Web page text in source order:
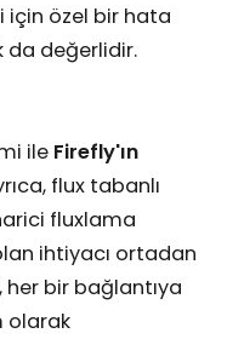
için özel bir hata
da değerlidir.
ile Firefly'ın
flux tabanlı
fluxlama
ihtiyacı ortadan
her bir bağlantıya
olarak